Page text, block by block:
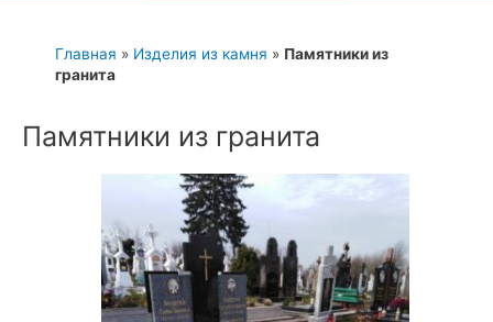
Главная » Изделия из камня » Памятники из
гранита
Памятники из гранита